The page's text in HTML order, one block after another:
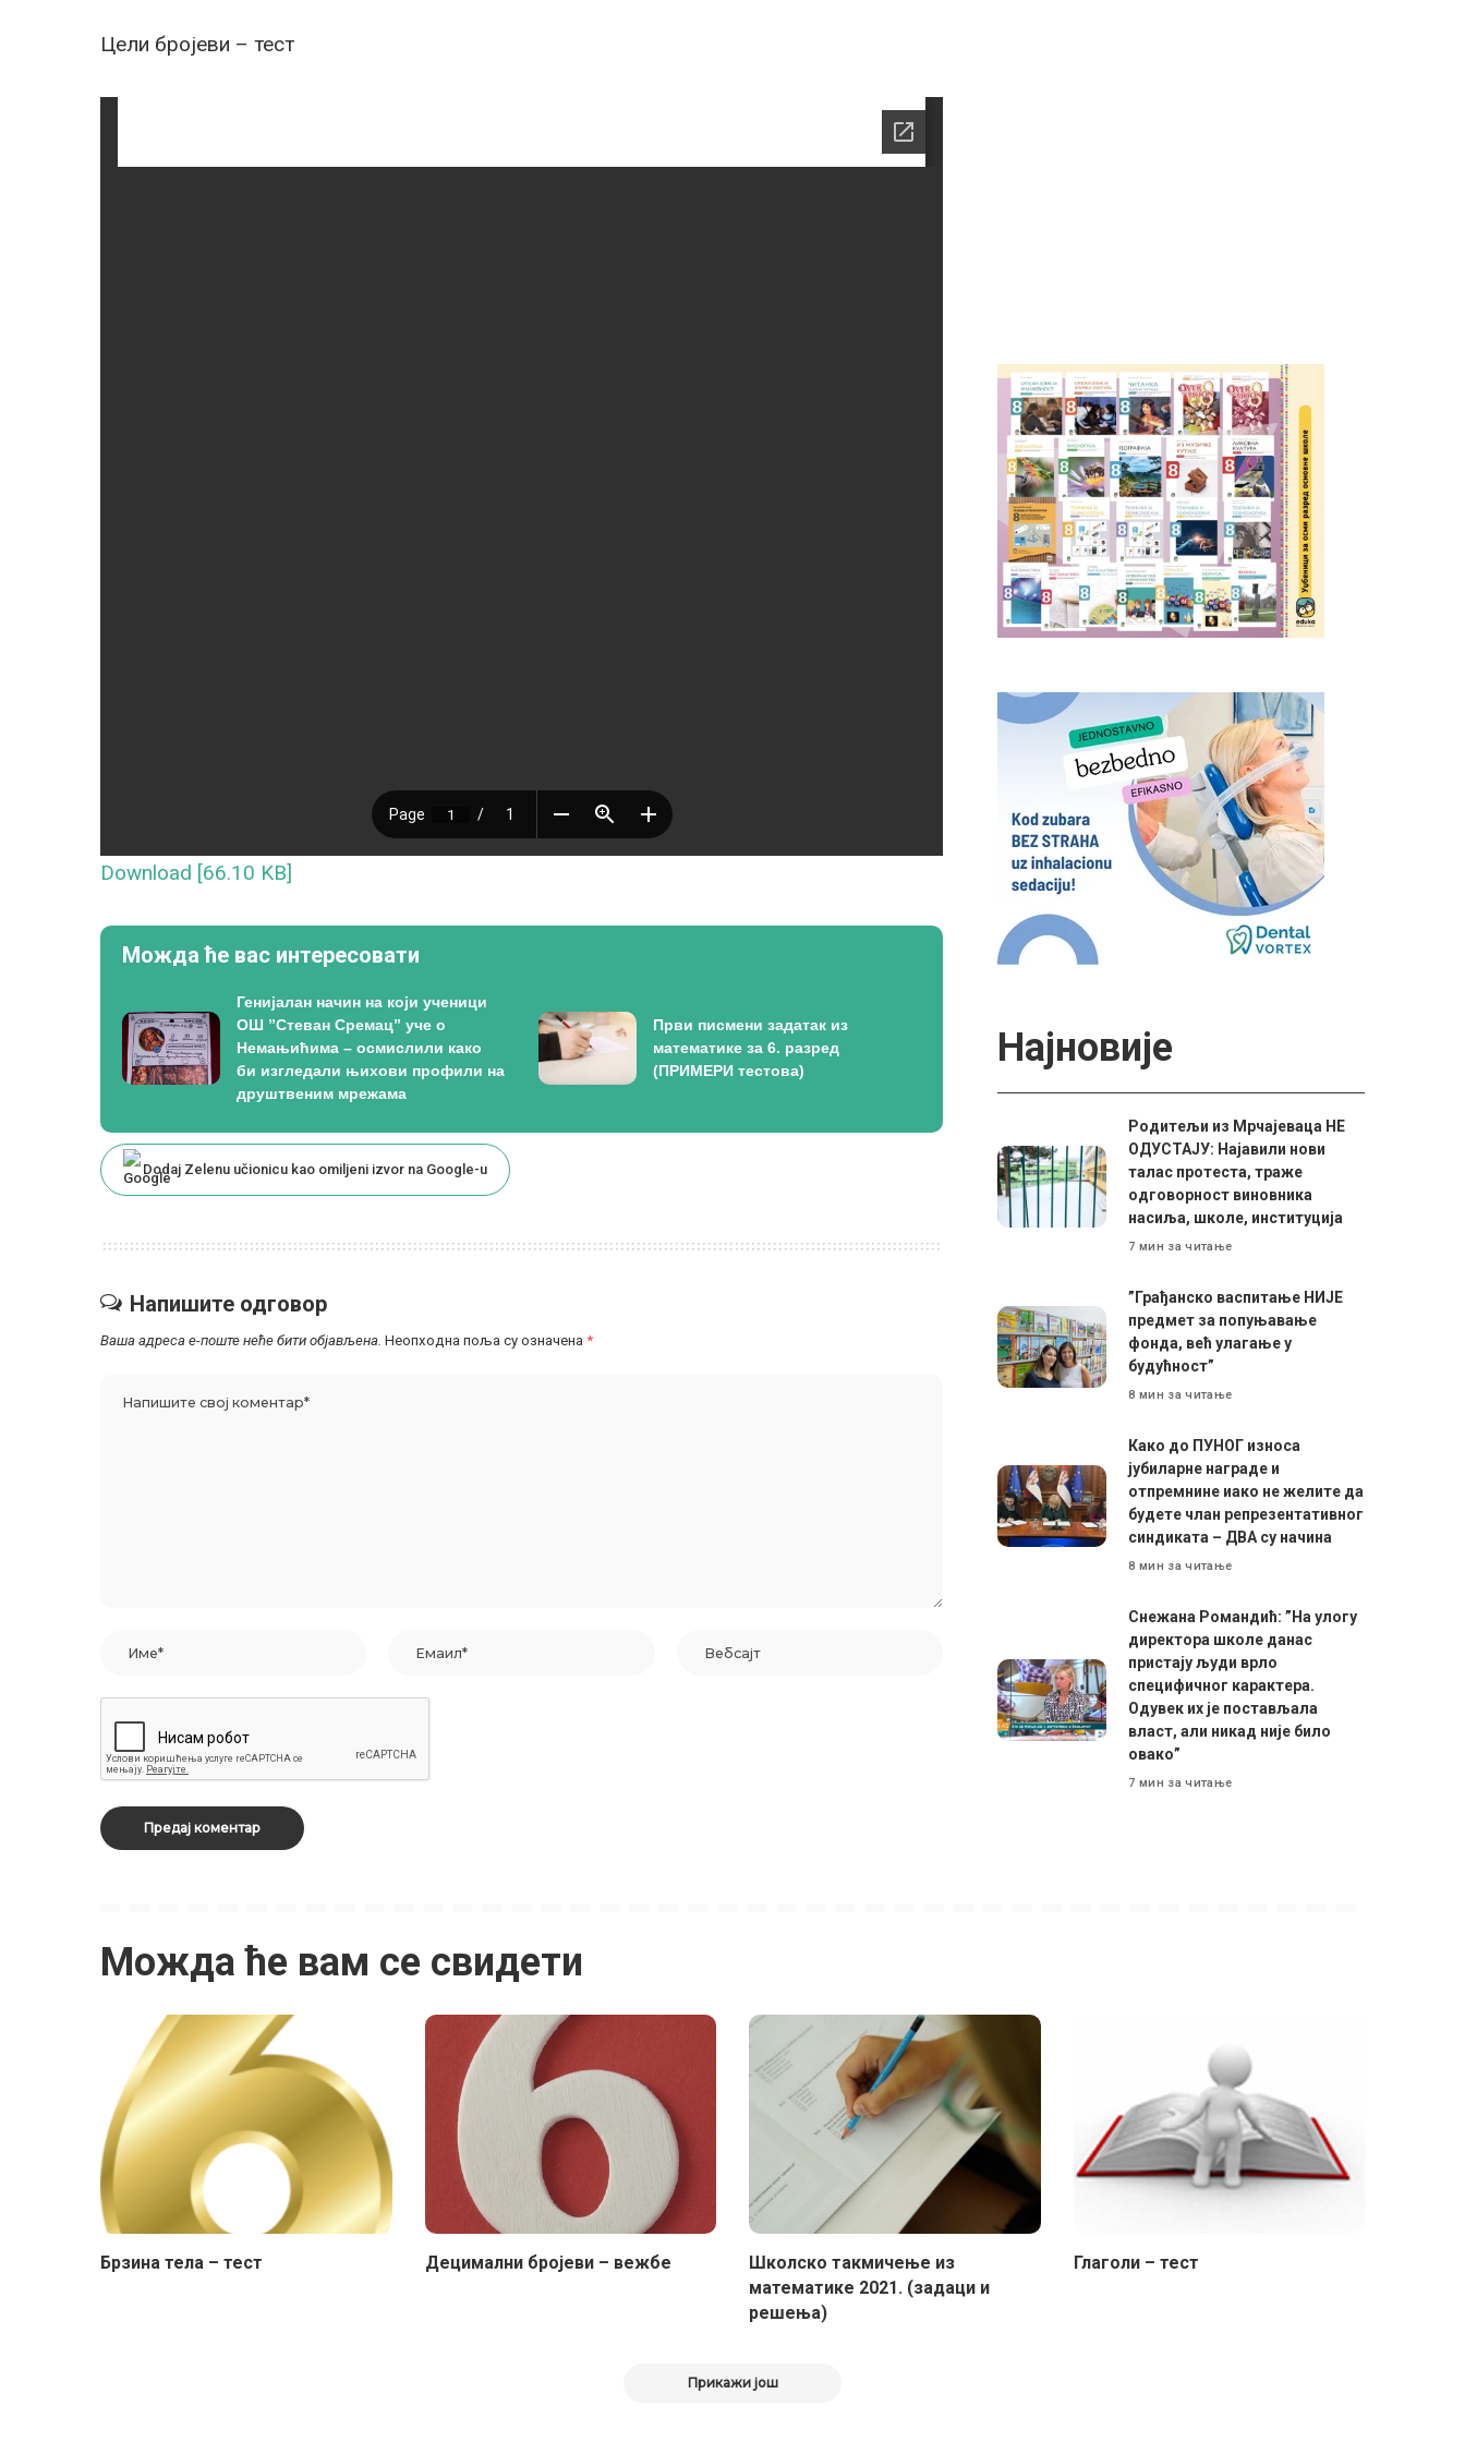
Цели бројеви – тест
Download [66.10 KB]
Можда ће вас интересовати
Генијалан начин на који ученици
ОШ ”Стеван Сремац” уче о
Немањићима – осмислили како
би изгледали њихови профили на
друштвеним мрежама
Први писмени задатак из
математике за 6. разред
(ПРИМЕРИ тестова)
Dodaj Zelenu učionicu kao omiljeni izvor na Google-u
Напишите одговор
Ваша адреса е-поште неће бити објављена. Неопходна поља су означена *
Најновије
Родитељи из Мрчајеваца НЕ
ОДУСТАЈУ: Најавили нови
талас протеста, траже
одговорност виновника
насиља, школе, институција
7 мин за читање
”Грађанско васпитање НИЈЕ
предмет за попуњавање
фонда, већ улагање у
будућност”
8 мин за читање
Како до ПУНОГ износа
јубиларне награде и
отпремнине иако не желите да
будете члан репрезентативног
синдиката – ДВА су начина
8 мин за читање
Снежана Романдић: ”На улогу
директора школе данас
пристају људи врло
специфичног карактера.
Одувек их је постављала
власт, али никад није било
овако”
7 мин за читање
Можда ће вам се свидети
Брзина тела – тест Децимални бројеви – вежбе
Школско такмичење из
математике 2021. (задаци и
решења)
Глаголи – тест
Прикажи још